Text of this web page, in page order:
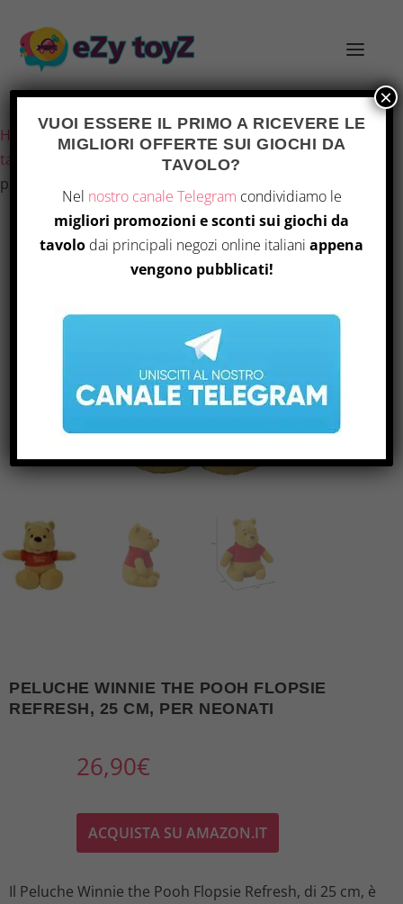
Home /Giochi e giocattoli/Giochi di società/Giochi da
tavolo
/ Peluche Winnie the Pooh Flopsie Refresh, 25 cm,
per neonati
PELUCHE WINNIE THE POOH FLOPSIE
REFRESH, 25 CM, PER NEONATI
26,90€
ACQUISTA SU AMAZON.IT
Il Peluche Winnie the Pooh Flopsie Refresh, di 25 cm, è
VUOI ESSERE IL PRIMO A RICEVERE LE
MIGLIORI OFFERTE SUI GIOCHI DA
TAVOLO?
Nel nostro canale Telegram condividiamo le
migliori promozioni e sconti sui giochi da
tavolo dai principali negozi online italiani appena
vengono pubblicati!
×